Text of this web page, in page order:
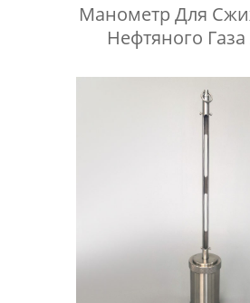
Манометр Для
Нефтяного Газа
Измерения